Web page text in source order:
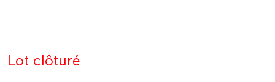
Lot clôturé